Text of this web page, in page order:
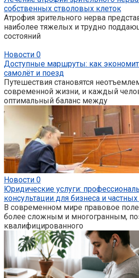
собственных стволовых клеток
Атрофия зрительного нерва
наиболее тяжелых и трудно
состояний
Новости 0
Доступные маршруты: как
самолёт и поезд
Путешествия становятся
современной жизни, и каждый
оптимальный баланс между
Новости 0
Юридические услуги:
консультации для бизнеса и
В современном мире правовое поле
более сложным и многогранным,
квалифицированного